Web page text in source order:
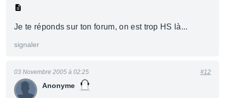
Je te réponds sur ton forum, on est trop HS là...
signaler
Anonyme
03 Novembre 2005 à 02:25 #12